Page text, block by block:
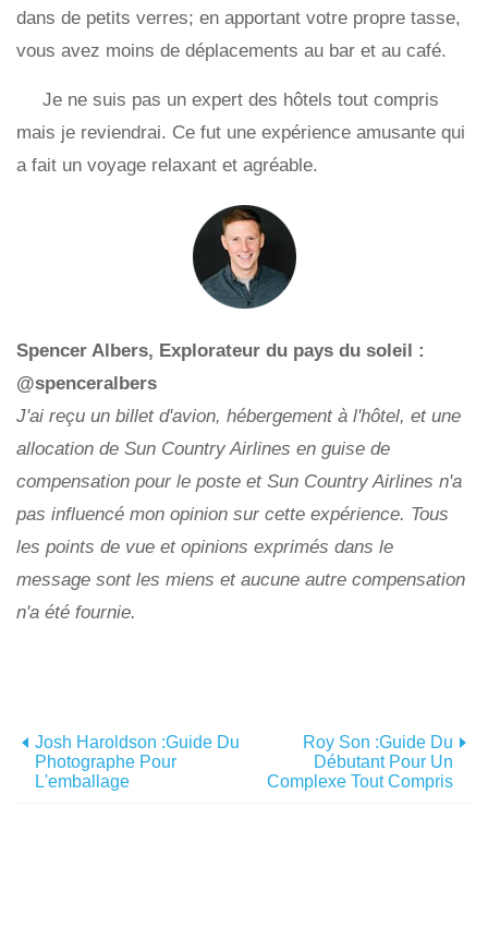
dans de petits verres; en apportant votre propre tasse,
vous avez moins de déplacements au bar et au café.
Je ne suis pas un expert des hôtels tout compris
mais je reviendrai. Ce fut une expérience amusante qui
a fait un voyage relaxant et agréable.
Spencer Albers, Explorateur du pays du soleil :
@spenceralbers
J'ai reçu un billet d'avion, hébergement à l'hôtel, et une
allocation de Sun Country Airlines en guise de
compensation pour le poste et Sun Country Airlines n'a
pas influencé mon opinion sur cette expérience. Tous
les points de vue et opinions exprimés dans le
message sont les miens et aucune autre compensation
n'a été fournie.
Josh Haroldson :Guide Du
Photographe Pour
L'emballage
Roy Son :Guide Du
Débutant Pour Un
Complexe Tout Compris